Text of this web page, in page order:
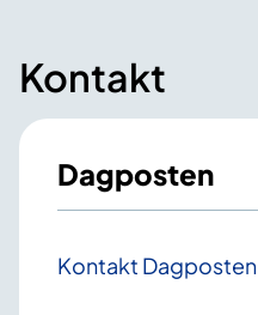
Kontakt
Dagposten
Kontakt Dagposten